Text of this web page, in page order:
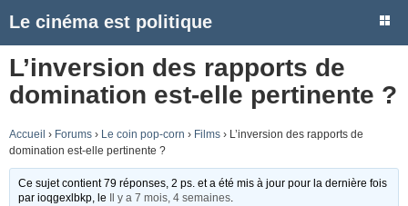
Le cinéma est politique
L’inversion des rapports de
domination est-elle pertinente ?
Accueil › Forums › Le coin pop-corn › Films › L’inversion des rapports de
domination est-elle pertinente ?
Ce sujet contient 79 réponses, 2 ps. et a été mis à jour pour la dernière fois
parioqgexlbkp , le Il y a 7 mois, 4 semaines